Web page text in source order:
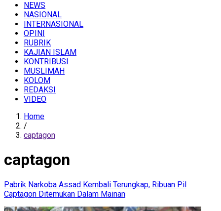
NEWS
NASIONAL
INTERNASIONAL
OPINI
RUBRIK
KAJIAN ISLAM
KONTRIBUSI
MUSLIMAH
KOLOM
REDAKSI
VIDEO
Home
/
captagon
captagon
Pabrik Narkoba Assad Kembali Terungkap, Ribuan Pil
Captagon Ditemukan Dalam Mainan